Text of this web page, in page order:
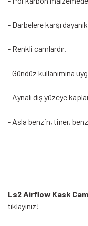
- Darbelere karşı
- Renkli camlardır.
- Gündüz kullanımına
- Aynalı dış yüzeye
- Asla benzin, tiner,
Ls2 Airflow Kask
tıklayınız!